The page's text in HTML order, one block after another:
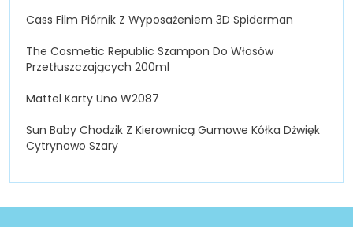
Cass Film Piórnik Z Wyposażeniem 3D Spiderman
The Cosmetic Republic Szampon Do Włosów
Przetłuszczających 200ml
Mattel Karty Uno W2087
Sun Baby Chodzik Z Kierownicą Gumowe Kółka Dżwięk
Cytrynowo Szary